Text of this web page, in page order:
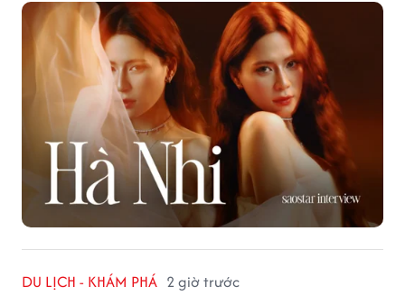
DU LỊCH - KHÁM PHÁ 2 giờ trước